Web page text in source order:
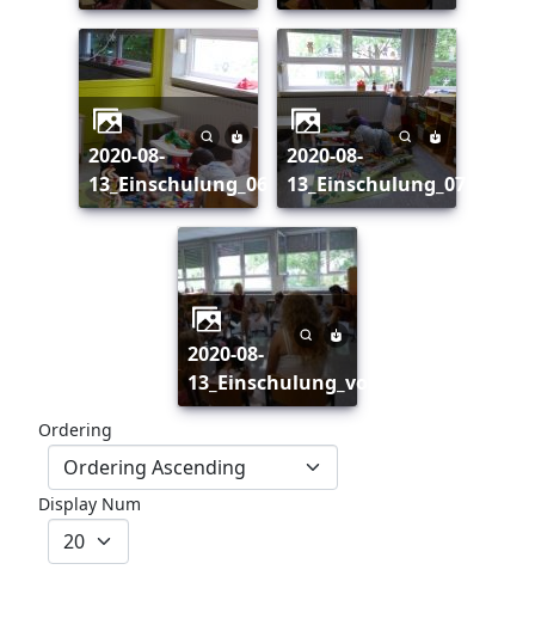
2020-08-
13_Einschulung_06
2020-08-
13_Einschulung_07
2020-08-
13_Einschulung_vorschau
Ordering
Display Num